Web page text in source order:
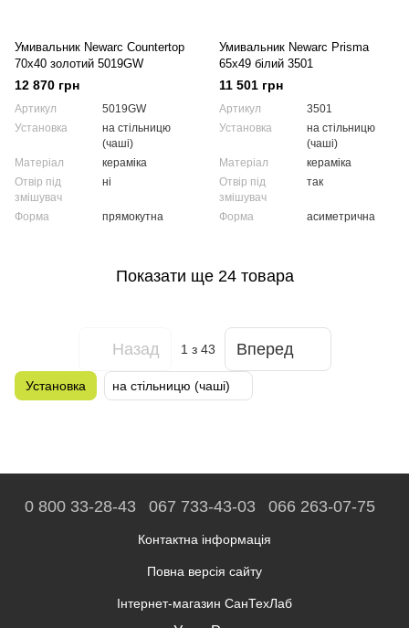
Умивальник Newarc Countertop
70x40 золотий 5019GW
12 870 грн
Артикул
5019GW
Установка
на стільницю
(чаші)
Матеріал
кераміка
Отвір під
змішувач
ні
Форма прямокутна
Умивальник Newarc Prisma
65x49 білий 3501
11 501 грн
Артикул
3501
Установка
на стільницю
(чаші)
Матеріал
кераміка
Отвір під
змішувач
так
Форма асиметрична
Показати ще 24 товара
Назад 1 з 43 Вперед
Установка на стільницю (чаші)
0 800 33-28-43 067 733-43-03 066 263-07-75
Контактна інформація
Повна версія сайту
Інтернет-магазин СанТехЛаб